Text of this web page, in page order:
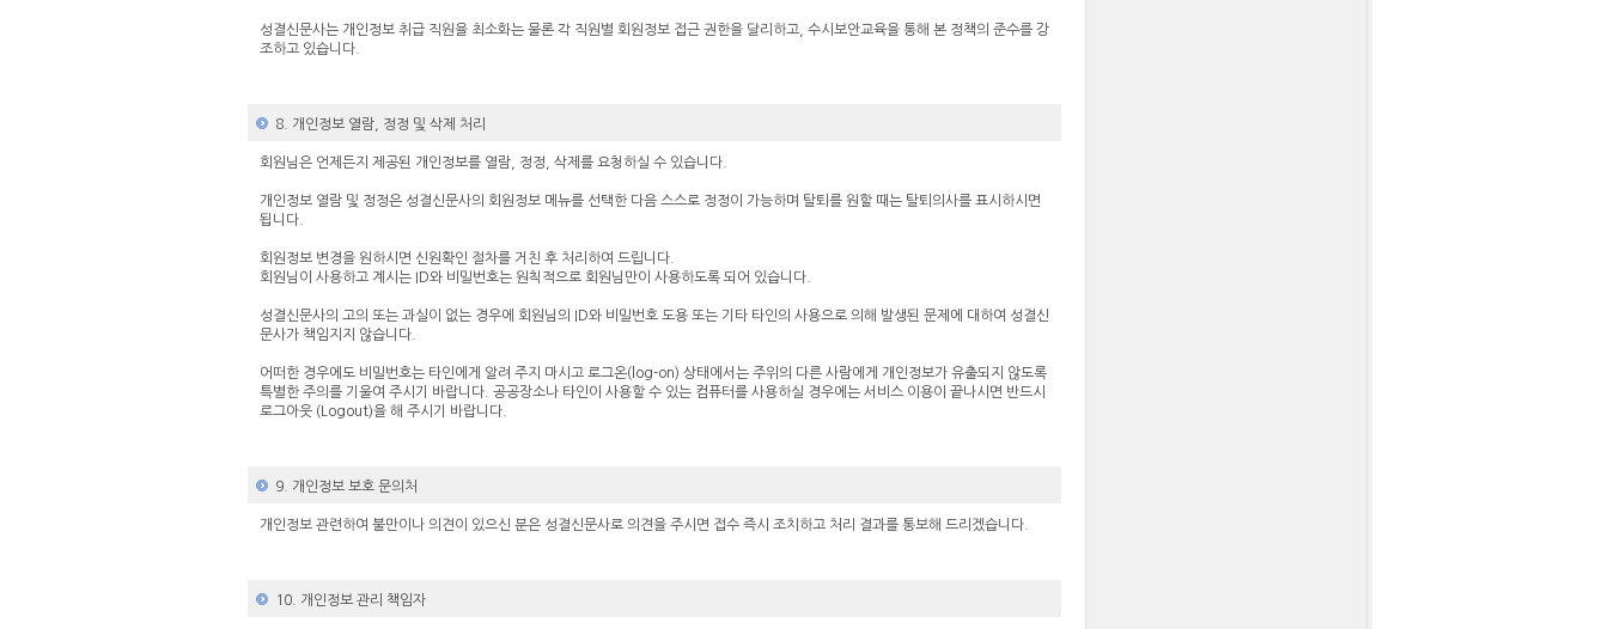
성결신문사는 개인정보 취급 직원을 최소화는 물론 각 직원별 회원정보 접근 권한을 달리하고, 수시보안교육을 통해 본 정책의 준수를 강
조하고 있습니다.
8. 개인정보 열람, 정정 및 삭제 처리
회원님은 언제든지 제공된 개인정보를 열람, 정정, 삭제를 요청하실 수 있습니다.
개인정보 열람 및 정정은 성결신문사의 회원정보 메뉴를 선택한 다음 스스로 정정이 가능하며 탈퇴를 원할 때는 탈퇴의사를 표시하시면
됩니다.
회원정보 변경을 원하시면 신원확인 절차를 거친 후 처리하여 드립니다.
회원님이 사용하고 계시는 ID와 비밀번호는 원칙적으로 회원님만이 사용하도록 되어 있습니다.
성결신문사의 고의 또는 과실이 없는 경우에 회원님의 ID와 비밀번호 도용 또는 기타 타인의 사용으로 의해 발생된 문제에 대하여 성결신
문사가 책임지지 않습니다.
어떠한 경우에도 비밀번호는 타인에게 알려 주지 마시고 로그온(log-on) 상태에서는 주위의 다른 사람에게 개인정보가 유출되지 않도록
특별한 주의를 기울여 주시기 바랍니다. 공공장소나 타인이 사용할 수 있는 컴퓨터를 사용하실 경우에는 서비스 이용이 끝나시면 반드시
로그아웃 (Logout)을 해 주시기 바랍니다.
9. 개인정보 보호 문의처
개인정보 관련하여 불만이나 의견이 있으신 분은 성결신문사로 의견을 주시면 접수 즉시 조치하고 처리 결과를 통보해 드리겠습니다.
10. 개인정보 관리 책임자